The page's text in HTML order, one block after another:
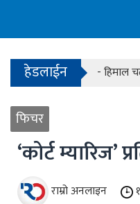
हेडलाईन
- हिमाल
फिचर
‘कोर्ट
राम्रो अनलाइन